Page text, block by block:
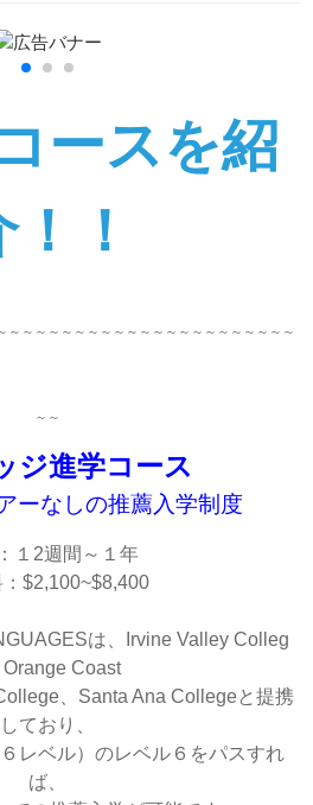
ースを紹
！
～～～～～～～～～～～～～～～～～～～～～～
～～
ジ進学コース
ーなしの推薦入学制度
１2週間～１年
$2,100~$8,400
は、Irvine Valley Colleg
Coast
、Santa Ana Collegeと提携
しており、
レベル）のレベル６をパスすれ
ば、